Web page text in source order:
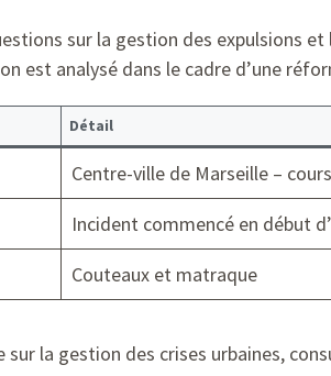
sur la gestion des expulsions
est analysé dans le cadre d’une
Détail
Centre-ville de Marseille –
Incident commencé en début
Couteaux et matraque
sur la gestion des crises urbaines,